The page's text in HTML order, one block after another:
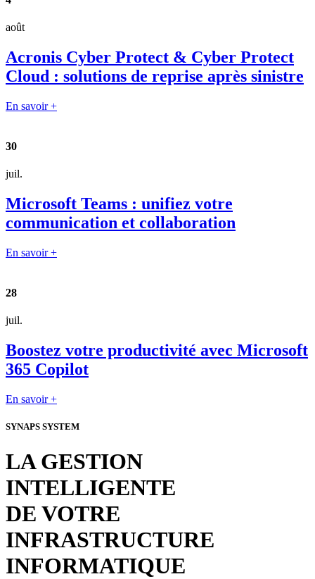
août
Acronis Cyber Protect & Cyber Protect
Cloud : solutions de reprise après sinistre
En savoir +
30
juil.
Microsoft Teams : unifiez votre
communication et collaboration
En savoir +
28
juil.
Boostez votre productivité avec Microsoft
365 Copilot
En savoir +
SYNAPS SYSTEM
LA GESTION
INTELLIGENTE
DE VOTRE
INFRASTRUCTURE
INFORMATIQUE